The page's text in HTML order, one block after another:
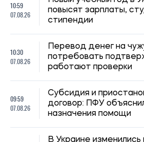
08:59
Разрушенное жилье и
услуги: юрист
08:30
Выплаты
необходимо
для получения помощи
23:00
Ученые предложили
почему не